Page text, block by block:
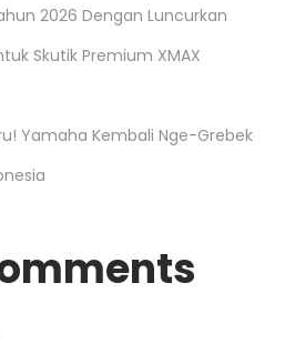
2026 Dengan Luncurkan
Skutik Premium XMAX
Yamaha Kembali Nge-Grebek